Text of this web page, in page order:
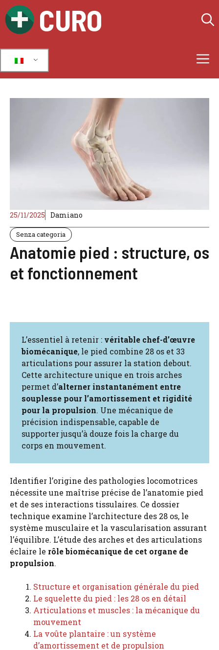
Vai
al
contenuto CURO
25/11/2025 Damiano
Senza categoria
Anatomie pied : structure, os
et fonctionnement
L’essentiel à retenir : véritable chef-d’œuvre
biomécanique, le pied combine 28 os et 33
articulations pour assurer la station debout.
Cette architecture unique en trois arches
permet d’alterner instantanément entre
souplesse pour l’amortissement et rigidité
pour la propulsion. Une mécanique de
précision indispensable, capable de
supporter jusqu’à douze fois la charge du
corps en mouvement.
Identifier l’origine des pathologies locomotrices
nécessite une maîtrise précise de l’anatomie pied
et de ses interactions tissulaires. Ce dossier
technique examine l’architecture des 28 os, le
système musculaire et la vascularisation assurant
l’équilibre. L’étude des arches et des articulations
éclaire le rôle biomécanique de cet organe de
propulsion.
Structure et organisation générale du pied
Le squelette du pied : les 28 os en détail
Articulations et muscles : la mécanique du
mouvement
La voûte plantaire : un système
d’amortissement et de propulsion